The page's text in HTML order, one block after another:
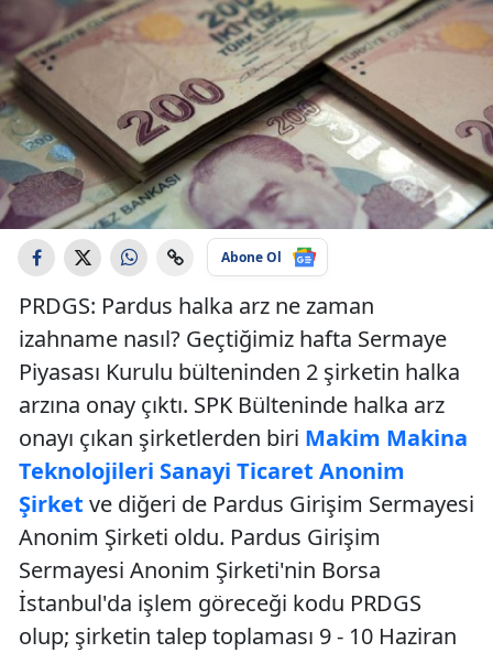
Abone Ol
PRDGS: Pardus halka arz ne zaman
izahname nasıl? Geçtiğimiz hafta Sermaye
Piyasası Kurulu bülteninden 2 şirketin halka
arzına onay çıktı. SPK Bülteninde halka arz
onayı çıkan şirketlerden biri Makim Makina
Teknolojileri Sanayi Ticaret Anonim
Şirket ve diğeri de Pardus Girişim Sermayesi
Anonim Şirketi oldu. Pardus Girişim
Sermayesi Anonim Şirketi'nin Borsa
İstanbul'da işlem göreceği kodu PRDGS
olup; şirketin talep toplaması 9 - 10 Haziran